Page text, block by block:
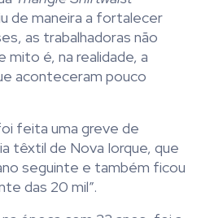
de maneira a fortalecer
as trabalhadoras não
mito é, na realidade, a
aconteceram pouco
feita uma greve de
têxtil de Nova Iorque, que
seguinte e também ficou
das 20 mil”.